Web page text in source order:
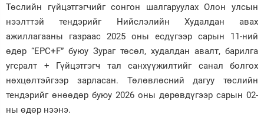
Төслийн гүйцэтгэгчийг сонгон шалгаруулах Олон улсын
нээлттэй тендэрийг Нийслэлийн Худалдан авах
ажиллагааны газраас 2025 оны есдүгээр сарын 11-ний
өдөр “EPC+F” буюу Зураг төсөл, худалдан авалт, барилга
угсралт + Гүйцэтгэгч тал санхүүжилтийг санал болгох
нөхцөлтэйгээр зарласан. Төлөвлөсний дагуу төслийн
тендэрийг өнөөдөр буюу 2026 оны дөрөвдүгээр сарын 02-
ны өдөр нээнэ.